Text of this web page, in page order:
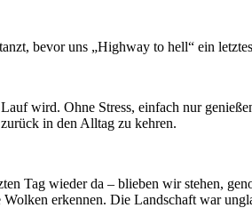
bevor uns „Highway to hell“ ein
wird. Ohne Stress, einfach nur
in den Alltag zu kehren.
Tag wieder da – blieben wir stehen,
erkennen. Die Landschaft war